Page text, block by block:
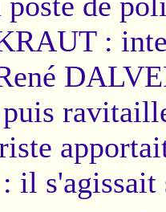
:
il s'agissait